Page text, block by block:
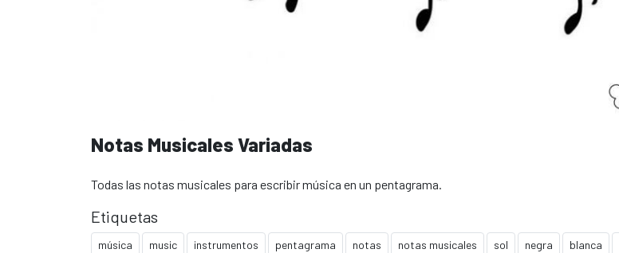
Notas Musicales Variadas
Todas las notas musicales para escribir música en un pentagrama.
Etiquetas
música music instrumentos pentagrama notas notas musicales sol negra blanca